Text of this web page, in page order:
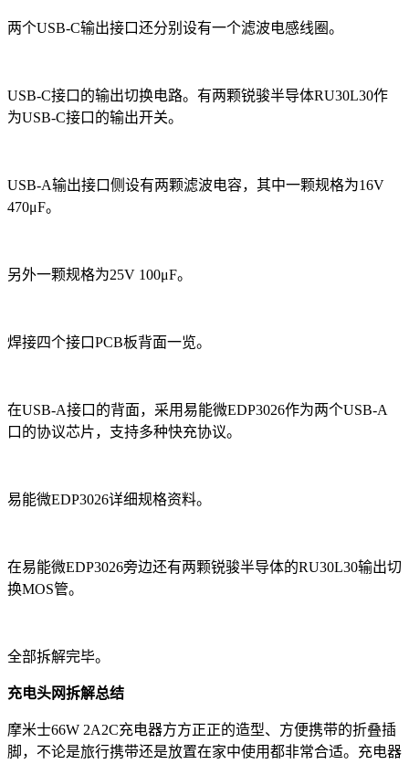
两个USB-C输出接口还分别设有一个滤波电感线圈。
USB-C接口的输出切换电路。有两颗锐骏半导体RU30L30作
为USB-C接口的输出开关。
USB-A输出接口侧设有两颗滤波电容，其中一颗规格为16V
470μF。
另外一颗规格为25V 100μF。
焊接四个接口PCB板背面一览。
在USB-A接口的背面，采用易能微EDP3026作为两个USB-A
口的协议芯片，支持多种快充协议。
易能微EDP3026详细规格资料。
在易能微EDP3026旁边还有两颗锐骏半导体的RU30L30输出切
换MOS管。
全部拆解完毕。
充电头网拆解总结
摩米士66W 2A2C充电器方方正正的造型、方便携带的折叠插
脚，不论是旅行携带还是放置在家中使用都非常合适。充电器